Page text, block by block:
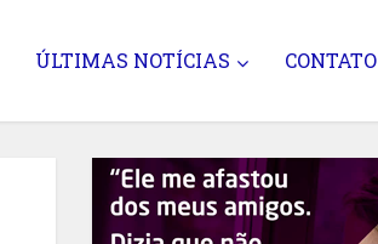
ÚLTIMAS NOTÍCIAS CONTATO